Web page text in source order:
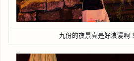
九份的夜景真是好浪漫啊！